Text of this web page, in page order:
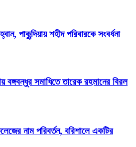
পাকুন্দিয়ায় শহীদ পরিবারকে সংবর্ধনা
বঙ্গবন্ধুর সমাধিতে তারেক রহমানের বিরল
নাম পরিবর্তন, বরিশালে একটির